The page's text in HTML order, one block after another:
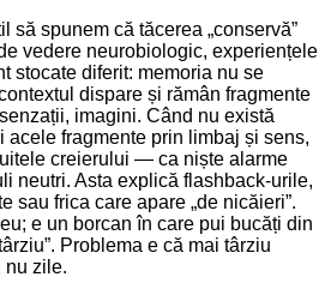
să spunem că tăcerea „conservă”
vedere neurobiologic, experiențele
stocate diferit: memoria nu se
dispare și rămân fragmente
imagini. Când nu există
acele fragmente prin limbaj și sens,
creierului — ca niște alarme
neutri. Asta explică flashback-urile,
sau frica care apare „de nicăieri”.
e un borcan în care pui bucăți din
Problema e că mai târziu
nu zile.